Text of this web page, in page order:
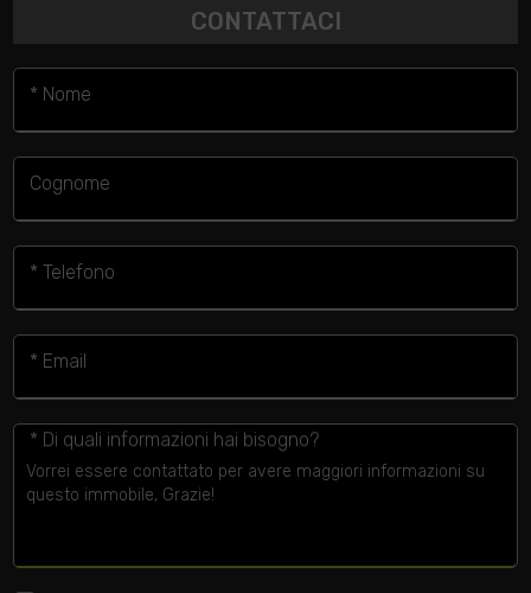
CONTATTACI
* Nome
Cognome
* Telefono
* Email
* Di quali informazioni hai bisogno?